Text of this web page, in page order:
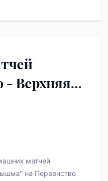
- Верхняя
матчей
на Первенство